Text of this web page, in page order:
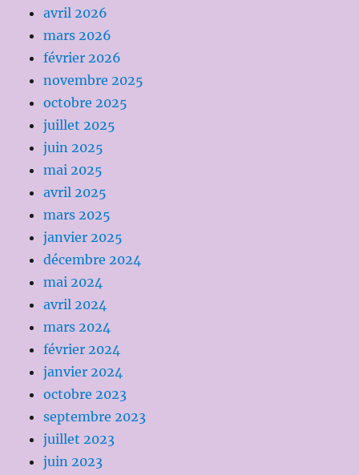
avril 2026
mars 2026
février 2026
novembre 2025
octobre 2025
juillet 2025
juin 2025
mai 2025
avril 2025
mars 2025
janvier 2025
décembre 2024
mai 2024
avril 2024
mars 2024
février 2024
janvier 2024
octobre 2023
septembre 2023
juillet 2023
juin 2023